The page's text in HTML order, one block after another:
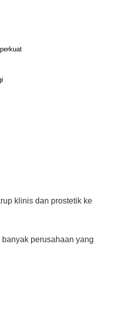
klinis dan prostetik ke
perusahaan yang